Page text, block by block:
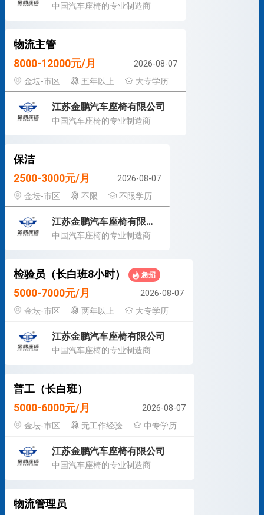
中国汽车座椅的专业制造商
物流主管
8000-12000元/月
2026-08-07
金坛-市区
五年以上 大专学历
江苏金鹏汽车座椅有限公司
中国汽车座椅的专业制造商
保洁
2500-3000元/月
2026-08-07
金坛-市区
不限 不限学历
江苏金鹏汽车座椅有限公司
中国汽车座椅的专业制造商
检验员（长白班8小时） 急招
5000-7000元/月
2026-08-07
金坛-市区
两年以上 大专学历
江苏金鹏汽车座椅有限公司
中国汽车座椅的专业制造商
普工（长白班）
5000-6000元/月
2026-08-07
金坛-市区
无工作经验 中专学历
江苏金鹏汽车座椅有限公司
中国汽车座椅的专业制造商
物流管理员